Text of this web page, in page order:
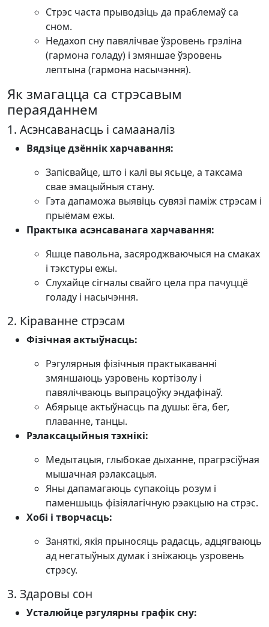
Стрэс часта прыводзіць да праблемаў са
сном.
Недахоп сну павялічвае ўзровень грэліна
(гармона голаду) і змяншае ўзровень
лептына (гармона насычэння).
Як змагацца са стрэсавым
пераяданнем
1. Асэнсаванасць і самааналіз
Вядзіце дзённік харчавання:
Запісвайце, што і калі вы ясьце, а таксама
свае эмацыйныя стану.
Гэта дапаможа выявіць сувязі паміж стрэсам і
прыёмам ежы.
Практыка асэнсаванага харчавання:
Яшце павольна, засяроджваючыся на смаках
і тэкстуры ежы.
Слухайце сігналы свайго цела пра пачуццё
голаду і насычэння.
2. Кіраванне стрэсам
Фізічная актыўнасць:
Рэгулярныя фізічныя практыкаванні
змяншаюць узровень кортізолу і
павялічваюць выпрацоўку эндафінаў.
Абярыце актыўнасць па душы: ёга, бег,
плаванне, танцы.
Рэлаксацыйныя тэхнікі:
Медытацыя, глыбокае дыханне, прагрэсіўная
мышачная рэлаксацыя.
Яны дапамагаюць супакоіць розум і
паменшыць фізіялагічную рэакцыю на стрэс.
Хобі і творчасць:
Заняткі, якія прыносяць радасць, адцягваюць
ад негатыўных думак і зніжаюць узровень
стрэсу.
3. Здаровы сон
Усталюйце рэгулярны графік сну: